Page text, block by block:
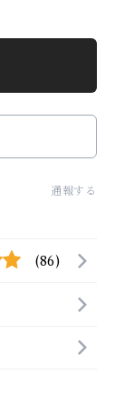
通報する
(86)